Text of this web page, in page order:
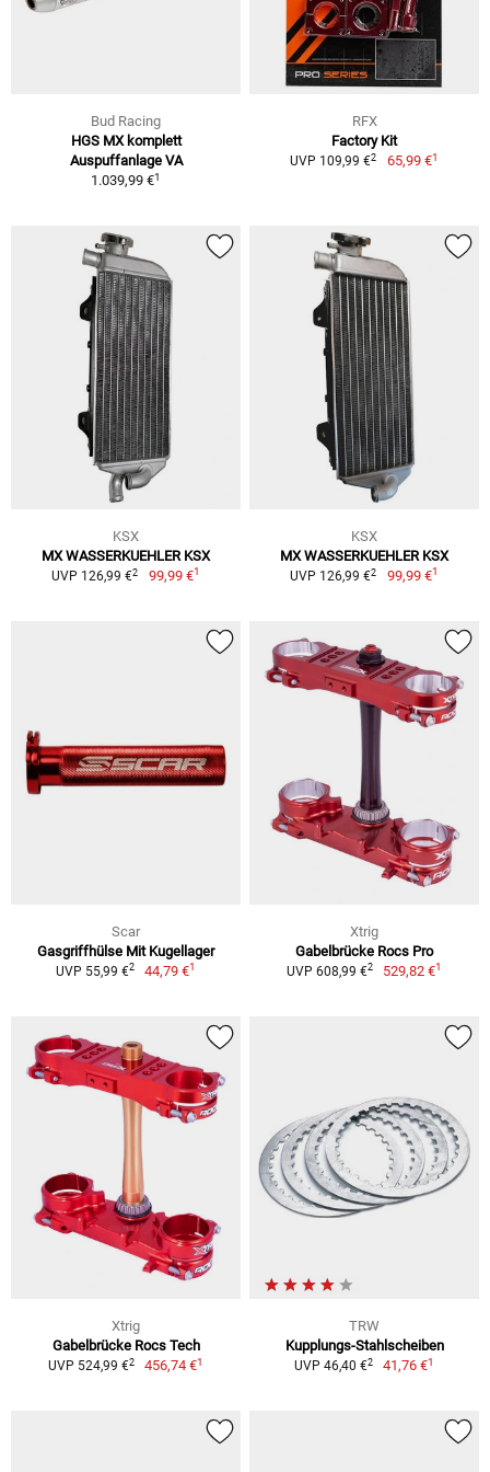
Bud Racing
HGS MX komplett
Auspuffanlage VA
1.039,99 €1
RFX
Factory Kit
UVP 109,99 €2 65,99 €1
KSX
MX WASSERKUEHLER KSX
UVP 126,99 €2 99,99 €1
KSX
MX WASSERKUEHLER KSX
UVP 126,99 €2 99,99 €1
Scar
Gasgriffhülse Mit Kugellager
UVP 55,99 €2 44,79 €1
Xtrig
Gabelbrücke Rocs Pro
UVP 608,99 €2 529,82 €1
Xtrig
Gabelbrücke Rocs Tech
UVP 524,99 €2 456,74 €1
TRW
Kupplungs-Stahlscheiben
UVP 46,40 €2 41,76 €1